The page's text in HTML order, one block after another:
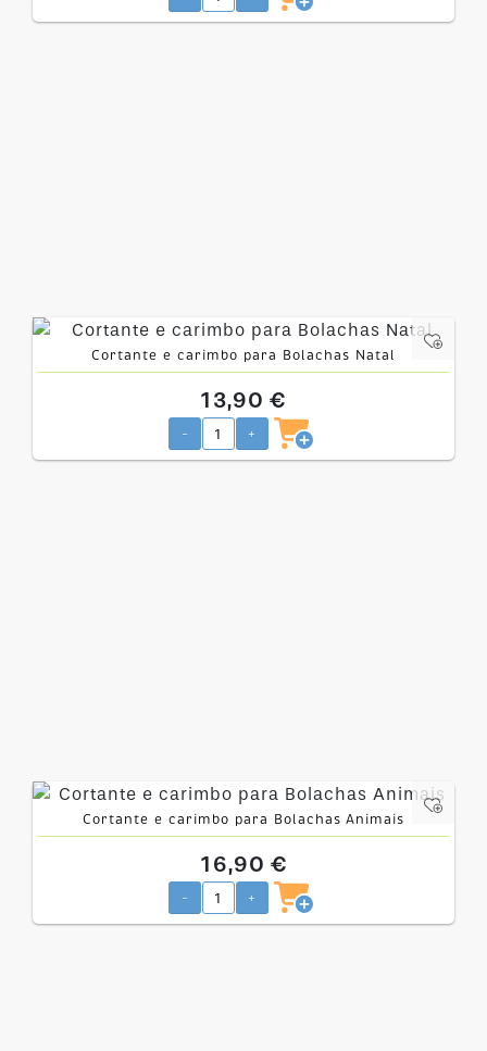
Cortante e carimbo para Bolachas Natal
13,90 €
- +
Cortante e carimbo para Bolachas Animais
16,90 €
- +